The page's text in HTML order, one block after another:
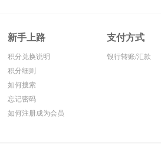
新手上路
积分兑换说明
积分细则
如何搜索
忘记密码
如何注册成为会员
支付方式
银行转账/汇款